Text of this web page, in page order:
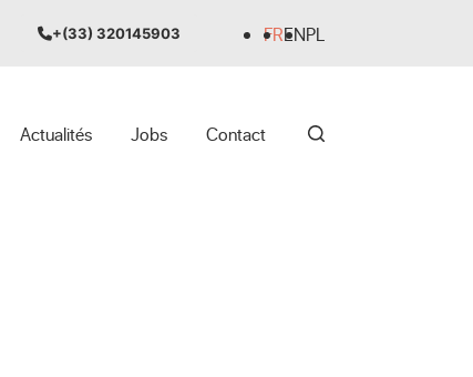
+(33) 320145903 FRENPL
Actualités Jobs Contact